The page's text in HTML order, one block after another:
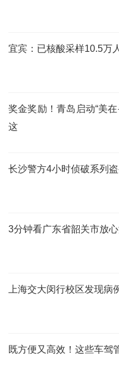
宜宾：已核酸采样10.5万
奖金奖励！青岛启动“美
这
长沙警方4小时侦破系列
3分钟看广东省韶关市放
上海交大闵行校区发现
既方便又高效！这些车驾